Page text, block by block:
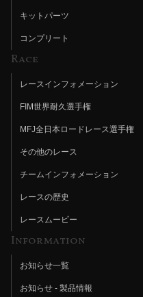
キットパーツ
コンプリート
Race
レースインフォメーション
FIM世界耐久選手権
MFJ全日本ロードレース選手権
その他のレース
チームインフォメーション
レースの歴史
レースムービー
Information
お知らせ一覧
お知らせ - 製品情報